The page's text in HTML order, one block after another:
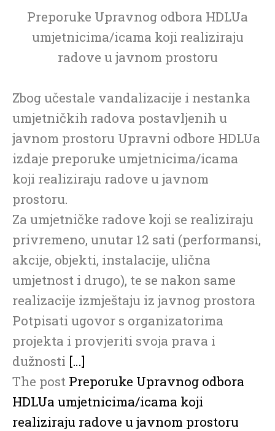
Preporuke Upravnog odbora HDLUa
umjetnicima/icama koji realiziraju
radove u javnom prostoru
Zbog učestale vandalizacije i nestanka
umjetničkih radova postavljenih u
javnom prostoru Upravni odbore HDLUa
izdaje preporuke umjetnicima/icama
koji realiziraju radove u javnom
prostoru.
Za umjetničke radove koji se realiziraju
privremeno, unutar 12 sati (performansi,
akcije, objekti, instalacije, ulična
umjetnost i drugo), te se nakon same
realizacije izmještaju iz javnog prostora
Potpisati ugovor s organizatorima
projekta i provjeriti svoja prava i
dužnosti […]
The post Preporuke Upravnog odbora
HDLUa umjetnicima/icama koji
realiziraju radove u javnom prostoru